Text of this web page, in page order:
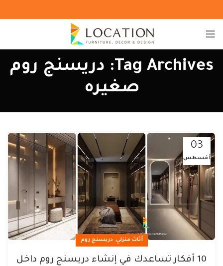
Tag Archives: دريسنج روم
صغيره
03
أغسطس
أثاث منزلي, دريسنج روم
10 أفكار تساعدك في إنشاء دريسنج روم داخل